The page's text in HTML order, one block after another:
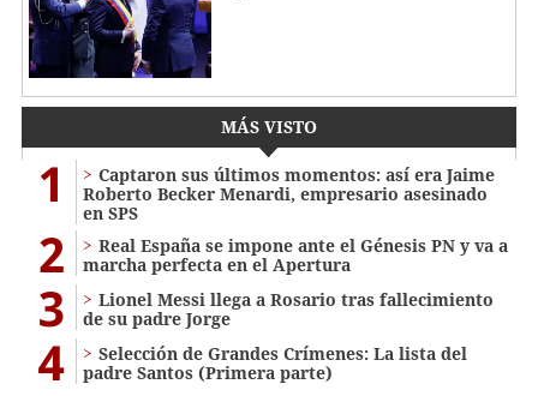
MÁS VISTO
1
Captaron sus últimos momentos: así era Jaime
Roberto Becker Menardi​​​, empresario asesinado
en SPS
2
Real España se impone ante el Génesis PN y va a
marcha perfecta en el Apertura
3
Lionel Messi llega a Rosario tras fallecimiento
de su padre Jorge
4
Selección de Grandes Crímenes: La lista del
padre Santos (Primera parte)